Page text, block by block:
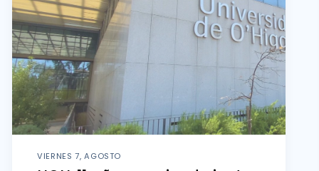
VIERNES 7, AGOSTO